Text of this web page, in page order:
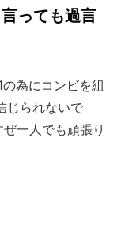
っても過言
為にコンビを組
じられないで
一人でも頑張り